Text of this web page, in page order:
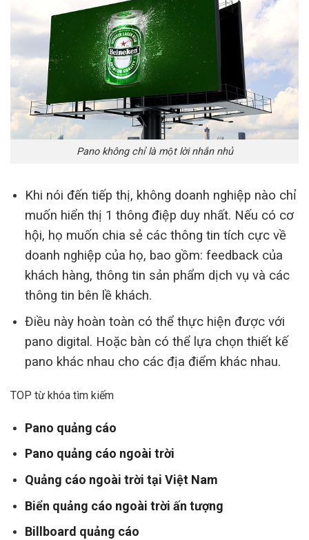
Pano không chỉ là một lời nhắn nhủ
Khi nói đến tiếp thị, không doanh nghiệp nào chỉ
muốn hiển thị 1 thông điệp duy nhất. Nếu có cơ
hội, họ muốn chia sẻ các thông tin tích cực về
doanh nghiệp của họ, bao gồm: feedback của
khách hàng, thông tin sản phẩm dịch vụ và các
thông tin bên lề khách.
Điều này hoàn toàn có thể thực hiện được với
pano digital. Hoặc bàn có thể lựa chọn thiết kế
pano khác nhau cho các địa điểm khác nhau.
TOP từ khóa tìm kiếm
Pano quảng cáo
Pano quảng cáo ngoài trời
Quảng cáo ngoài trời tại Việt Nam
Biển quảng cáo ngoài trời ấn tượng
Billboard quảng cáo